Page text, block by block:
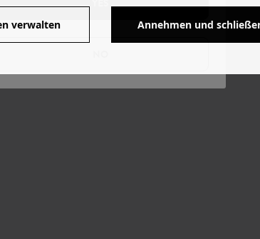
verwalten Annehmen und